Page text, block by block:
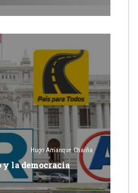
Hugo Amanque Chaiña
la democracia